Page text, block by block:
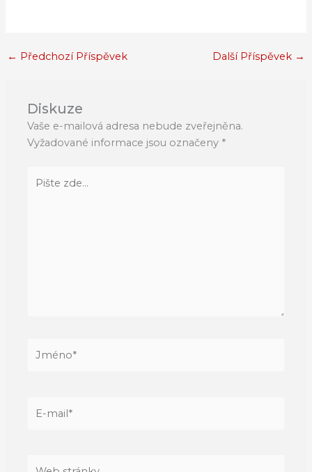
← Předchozí Příspěvek Další Příspěvek →
Diskuze
Vaše e-mailová adresa nebude zveřejněna.
Vyžadované informace jsou označeny *
zde…
mail*